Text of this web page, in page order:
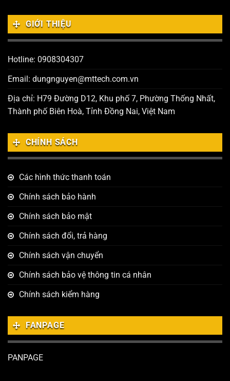
GIỚI THIỆU
Hotline: 0908304307
Email: dungnguyen@mttech.com.vn
Địa chỉ: H79 Đường D12, Khu phố 7, Phường Thống Nhất,
Thành phố Biên Hoà, Tỉnh Đồng Nai, Việt Nam
CHÍNH SÁCH
Các hình thức thanh toán
Chính sách bảo hành
Chính sách bảo mật
Chính sách đổi, trả hàng
Chính sách vận chuyển
Chính sách bảo vệ thông tin cá nhân
Chính sách kiểm hàng
FANPAGE
PANPAGE